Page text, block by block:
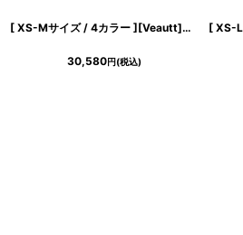
[ XS-Mサイズ / 4カラー ][Veautt]ネックデザイン・アシンメトリー・フレア・ミディアムドレス《送料＆代引き手数料無料》
30,580円(税込)